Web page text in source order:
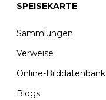
SPEISEKARTE
Sammlungen
Verweise
Online-Bilddatenbank
Blogs